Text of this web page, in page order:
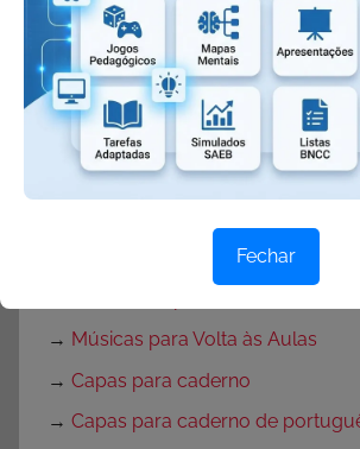
→Dicas Volta às Aulas
→ Texto para o primeiro dia de aula
→Textos de volta às aulas
Mensagem de volta às aulas
Rotina para primeira semana de
Decoração de sala de aula
→ Músicas para Volta às Aulas
→ Capas para caderno
→ Capas para caderno de
Fechar